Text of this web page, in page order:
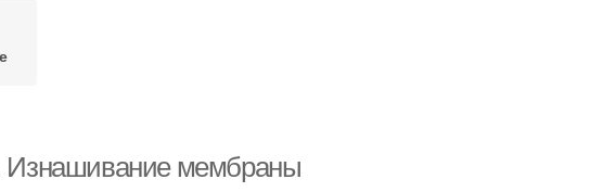
Изнашивание мембраны